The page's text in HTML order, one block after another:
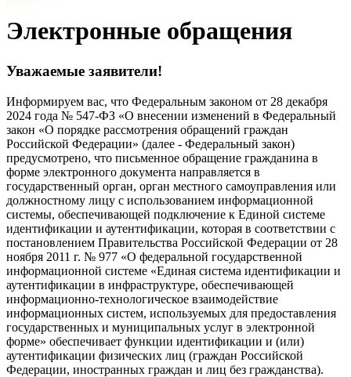
Электронные обращения
Уважаемые заявители!
Информируем вас, что Федеральным законом от 28 декабря
2024 года № 547-ФЗ «О внесении изменений в Федеральный
закон «О порядке рассмотрения обращений граждан
Российской Федерации» (далее - Федеральный закон)
предусмотрено, что письменное обращение гражданина в
форме электронного документа направляется в
государственный орган, орган местного самоуправления или
должностному лицу с использованием информационной
системы, обеспечивающей подключение к Единой системе
идентификации и аутентификации, которая в соответствии с
постановлением Правительства Российской Федерации от 28
ноября 2011 г. № 977 «О федеральной государственной
информационной системе «Единая система идентификации и
аутентификации в инфраструктуре, обеспечивающей
информационно-технологическое взаимодействие
информационных систем, используемых для предоставления
государственных и муниципальных услуг в электронной
форме» обеспечивает функции идентификации и (или)
аутентификации физических лиц (граждан Российской
Федерации, иностранных граждан и лиц без гражданства).